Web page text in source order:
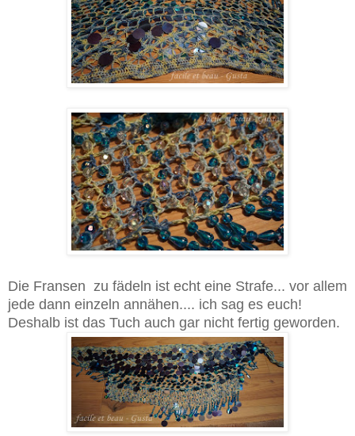
Die Fransen zu fädeln ist echt eine Strafe... vor allem
jede dann einzeln annähen.... ich sag es euch!
Deshalb ist das Tuch auch gar nicht fertig geworden.